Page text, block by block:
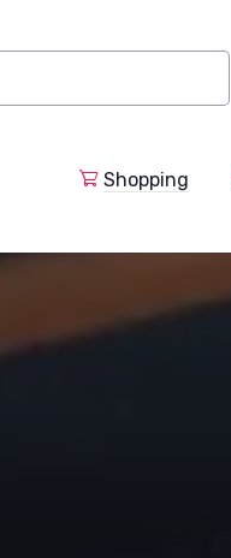
Shopping